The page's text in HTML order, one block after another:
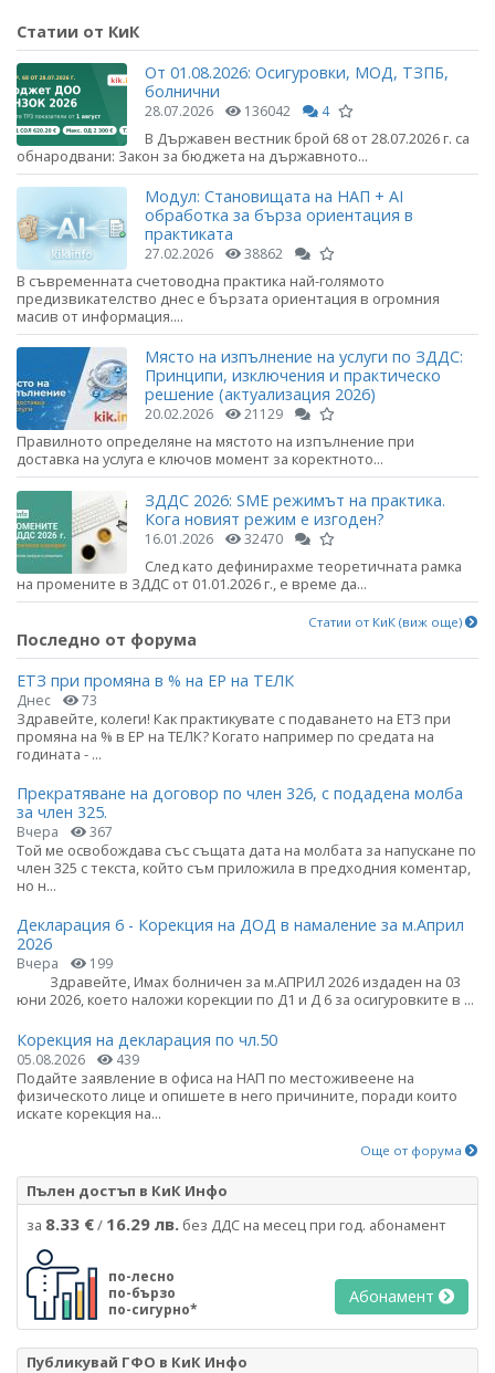
Статии от КиК
От 01.08.2026: Осигуровки, МОД, ТЗПБ,
болнични
28.07.2026 136042 4
В Държавен вестник брой 68 от 28.07.2026 г. са
обнародвани: Закон за бюджета на държавното...
Модул: Становищата на НАП + AI
обработка за бърза ориентация в
практиката
27.02.2026 38862
В съвременната счетоводна практика най-голямото
предизвикателство днес е бързата ориентация в огромния
масив от информация....
Място на изпълнение на услуги по ЗДДС:
Принципи, изключения и практическо
решение (актуализация 2026)
20.02.2026 21129
Правилното определяне на мястото на изпълнение при
доставка на услуга е ключов момент за коректното...
ЗДДС 2026: SME режимът на практика.
Кога новият режим е изгоден?
16.01.2026 32470
След като дефинирахме теоретичната рамка
на промените в ЗДДС от 01.01.2026 г., е време да...
Статии от КиК (виж още)
Последно от форума
ЕТЗ при промяна в % на ЕР на ТЕЛК
Днес 73
Здравейте, колеги! Как практикувате с подаването на ЕТЗ при
промяна на % в ЕР на ТЕЛК? Когато например по средата на
годината - ...
Прекратяване на договор по член 326, с подадена молба
за член 325.
Вчера 367
Той ме освобождава със същата дата на молбата за напускане по
член 325 с текста, който съм приложила в предходния коментар,
но н...
Декларация 6 - Корекция на ДОД в намаление за м.Април
2026
Вчера 199
Здравейте, Имах болничен за м.АПРИЛ 2026 издаден на 03
юни 2026, което наложи корекции по Д1 и Д 6 за осигуровките в ...
Корекция на декларация по чл.50
05.08.2026 439
Подайте заявление в офиса на НАП по местоживеене на
физическото лице и опишете в него причините, поради които
искате корекция на...
Още от форума
Пълен достъп в КиК Инфо
за 8.33 €/ 16.29 лв. без ДДС на месец при год. абонамент
по-лесно
по-бързо
по-сигурно*
Абонамент
Публикувай ГФО в КиК Инфо